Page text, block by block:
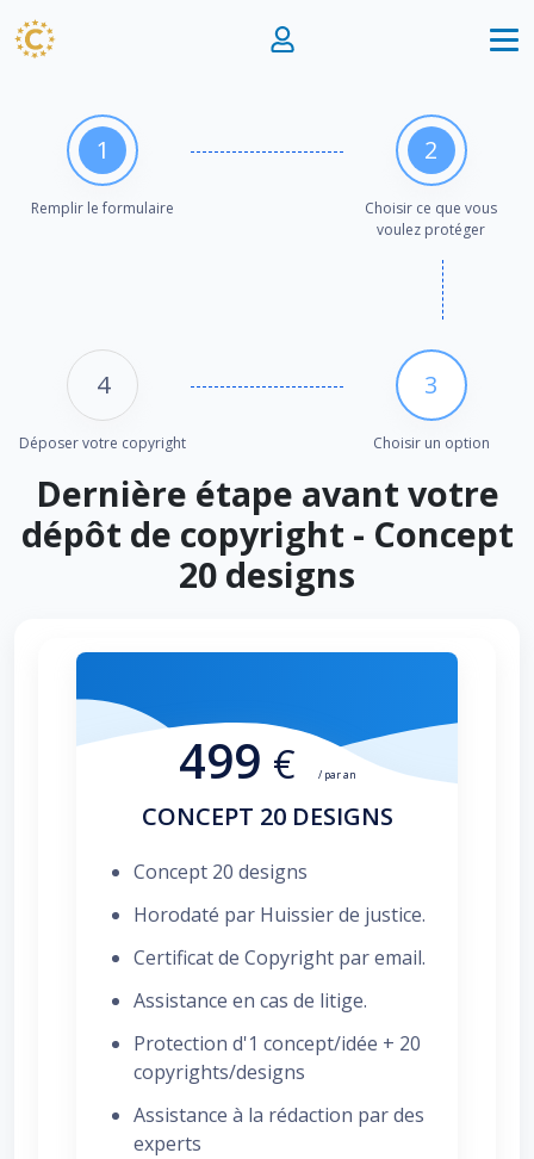
1
Remplir le formulaire
2
Choisir ce que vous
voulez protéger
3
Choisir un option
4
Déposer votre copyright
Dernière étape avant votre
dépôt de copyright - Concept
20 designs
499 € / par an
CONCEPT 20 DESIGNS
Concept 20 designs
Horodaté par Huissier de justice.
Certificat de Copyright par email.
Assistance en cas de litige.
Protection d'1 concept/idée + 20
copyrights/designs
Assistance à la rédaction par des
experts